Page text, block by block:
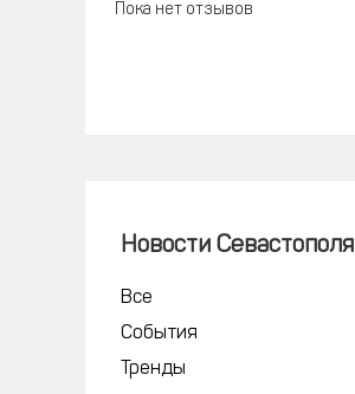
Пока нет отзывов
Новости Севастополя
Все
События
Тренды